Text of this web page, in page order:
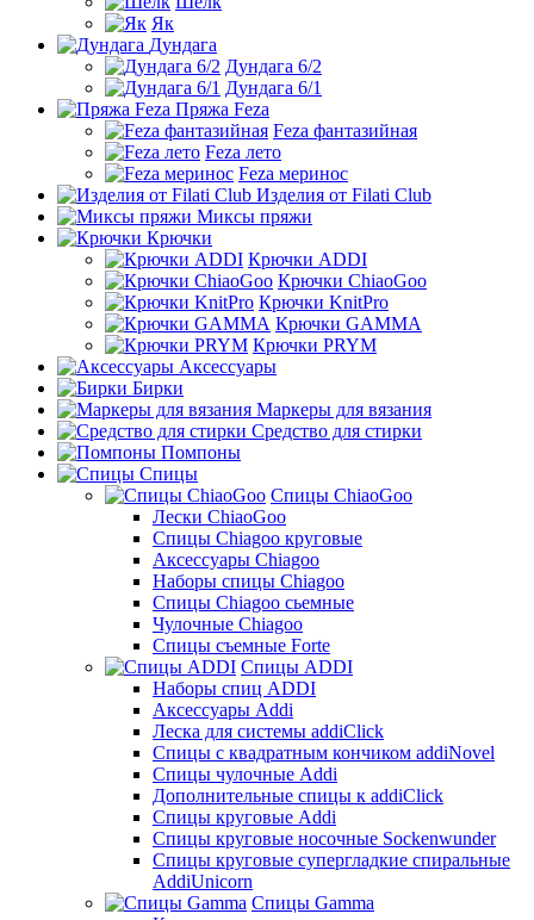
Як
Дундага
Дундага 6/2
Дундага 6/1
Пряжа Feza
Feza фантазийная
Feza лето
Feza меринос
Изделия от Filati Club
Миксы пряжи
Крючки
Крючки ADDI
Крючки ChiaoGoo
Крючки KnitPro
Крючки GAMMA
Крючки PRYM
Аксессуары
Бирки
Маркеры для вязания
Средство для стирки
Помпоны
Спицы
Спицы ChiaoGoo
Лески ChiaoGoo
Cпицы Сhiagoo круговые
Аксессуары Chiagoo
Наборы спицы Chiagoo
Спицы Chiagoo сьемные
Чулочные Chiagoo
Спицы съемные Forte
Спицы ADDI
Наборы спиц ADDI
Аксессуары Addi
Леска для системы addiClick
Спицы с квадратным кончиком addiNovel
Спицы чулочные Addi
Дополнительные спицы к addiClick
Спицы круговые Addi
Спицы круговые носочные Sockenwunder
Спицы круговые супергладкие спиральные
AddiUnicorn
Спицы Gamma